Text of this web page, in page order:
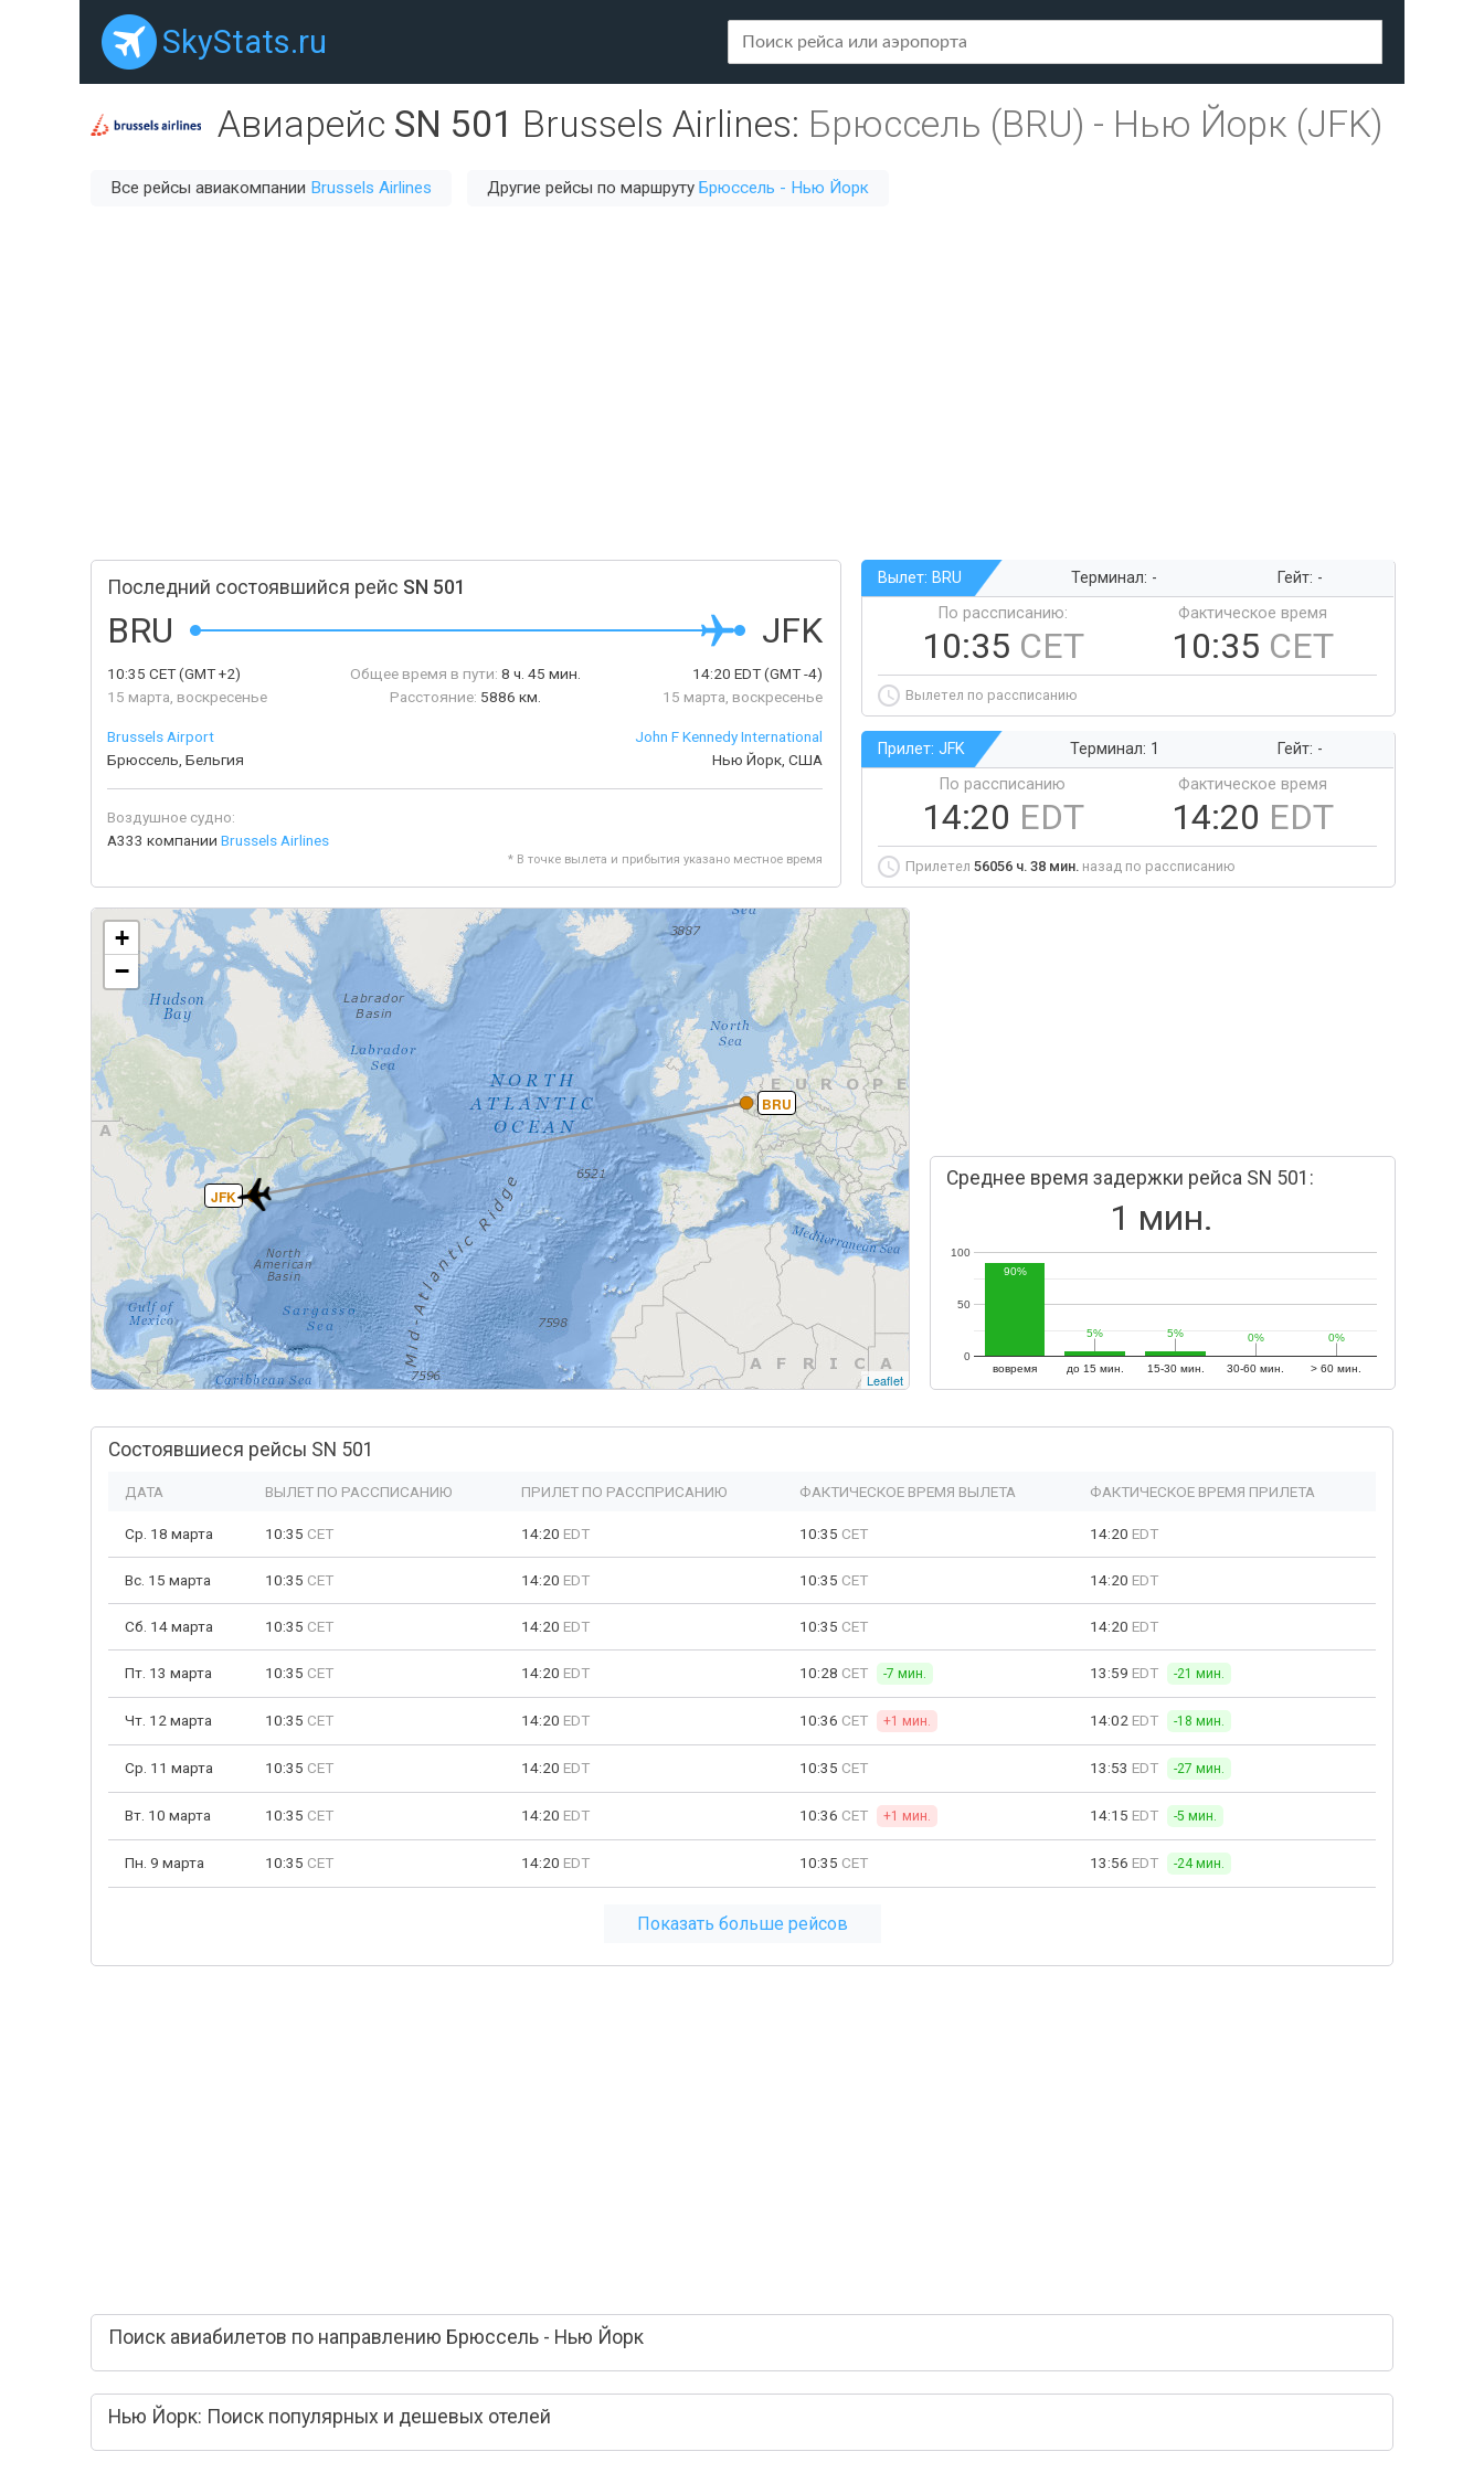
SkyStats.ru
Авиарейс SN 501 Brussels Airlines: Брюссель (BRU) - Нью Йорк (JFK)
Все рейсы авиакомпании Brussels Airlines Другие рейсы по маршруту Брюссель - Нью Йорк
Последний состоявшийся рейс SN 501
BRU JFK
10:35 CET(GMT +2)
15 марта, воскресенье
Общее время в пути: 8 ч. 45 мин.
Расстояние: 5886 км.
14:20EDT(GMT -4)
15 марта, воскресенье
Brussels Airport
Брюссель, Бельгия
John F Kennedy International
Нью Йорк, США
Воздушное судно:
A333 компании Brussels Airlines
* В точке вылета и прибытия указано местное время
Вылет: BRU Терминал: -
Гейт: -
По рассписанию:
10:35 CET
Фактическое время
10:35 CET
Вылетел по рассписанию
Прилет: JFK Терминал: 1
Гейт: -
По рассписанию
14:20 EDT
Фактическое время
14:20 EDT
Прилетел 56056 ч. 38 мин. назад по рассписанию
BRU
JFK
+
−
Leaflet
Среднее время задержки рейса SN 501:
1 мин.
вовремя до 15 мин. 15-30 мин. 30-60 мин. > 60 мин.
0
50
100
90%
5%
5% 5%
5% 0%
0% 0%
0%
Состоявшиеся рейсы SN 501
ДАТА ВЫЛЕТ ПО РАССПИСАНИЮ ПРИЛЕТ ПО РАССПРИСАНИЮ ФАКТИЧЕСКОЕ ВРЕМЯ ВЫЛЕТА ФАКТИЧЕСКОЕ ВРЕМЯ ПРИЛЕТА
Ср. 18 марта 10:35 CET 14:20 EDT 10:35 CET 14:20 EDT
Вс. 15 марта 10:35 CET 14:20 EDT 10:35 CET 14:20 EDT
Сб. 14 марта 10:35 CET 14:20 EDT 10:35 CET 14:20 EDT
Пт. 13 марта 10:35 CET 14:20 EDT 10:28 CET -7 мин. 13:59 EDT -21 мин.
Чт. 12 марта 10:35 CET 14:20 EDT 10:36 CET +1 мин. 14:02 EDT -18 мин.
Ср. 11 марта 10:35 CET 14:20 EDT 10:35 CET 13:53 EDT -27 мин.
Вт. 10 марта 10:35 CET 14:20 EDT 10:36 CET +1 мин. 14:15 EDT -5 мин.
Пн. 9 марта 10:35 CET 14:20 EDT 10:35 CET 13:56 EDT -24 мин.
Показать больше рейсов
Поиск авиабилетов по направлению Брюссель - Нью Йорк
Нью Йорк: Поиск популярных и дешевых отелей